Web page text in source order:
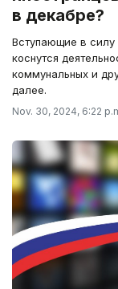
в декабре?
Вступающие в силу
коснутся
коммунальных и
далее.
Nov. 30, 2024, 6:22